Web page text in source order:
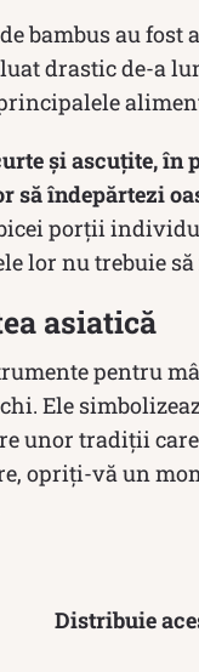
bambus au
drastic de-a
și ascuțite,
să îndepărtezi
porții
lor nu trebuie
asiatică
pentru
Ele
unor tradiții
opriți-vă un
Distribuie